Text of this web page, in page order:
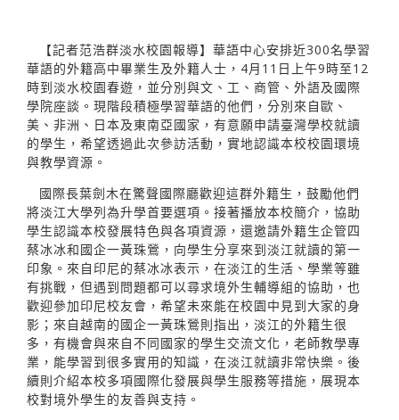
【記者范浩群淡水校園報導】華語中心安排近300名學習
華語的外籍高中畢業生及外籍人士，4月11日上午9時至12
時到淡水校園春遊，並分別與文、工、商管、外語及國際
學院座談。現階段積極學習華語的他們，分別來自歐、
美、非洲、日本及東南亞國家，有意願申請臺灣學校就讀
的學生，希望透過此次參訪活動，實地認識本校校園環境
與教學資源。
國際長葉劍木在驚聲國際廳歡迎這群外籍生，鼓勵他們
將淡江大學列為升學首要選項。接著播放本校簡介，協助
學生認識本校發展特色與各項資源，還邀請外籍生企管四
蔡冰冰和國企一黃珠鶯，向學生分享來到淡江就讀的第一
印象。來自印尼的蔡冰冰表示，在淡江的生活、學業等雖
有挑戰，但遇到問題都可以尋求境外生輔導組的協助，也
歡迎參加印尼校友會，希望未來能在校園中見到大家的身
影；來自越南的國企一黃珠鶯則指出，淡江的外籍生很
多，有機會與來自不同國家的學生交流文化，老師教學專
業，能學習到很多實用的知識，在淡江就讀非常快樂。後
續則介紹本校多項國際化發展與學生服務等措施，展現本
校對境外學生的友善與支持。